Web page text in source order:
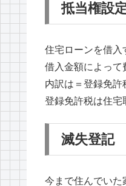
抵当権設
住宅ローンを借入
借入金額によって
内訳は＝登録免許
登録免許税は住宅
滅失登記
今まで住んでいた